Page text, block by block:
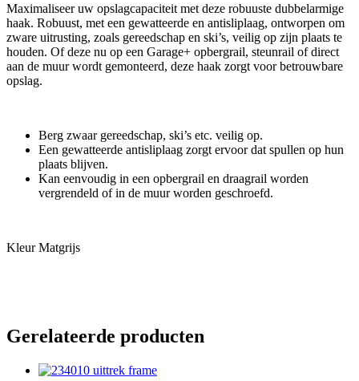
Maximaliseer uw opslagcapaciteit met deze robuuste dubbelarmige
haak. Robuust, met een gewatteerde en antisliplaag, ontworpen om
zware uitrusting, zoals gereedschap en ski’s, veilig op zijn plaats te
houden. Of deze nu op een Garage+ opbergrail, steunrail of direct
aan de muur wordt gemonteerd, deze haak zorgt voor betrouwbare
opslag.
Berg zwaar gereedschap, ski’s etc. veilig op.
Een gewatteerde antisliplaag zorgt ervoor dat spullen op hun
plaats blijven.
Kan eenvoudig in een opbergrail en draagrail worden
vergrendeld of in de muur worden geschroefd.
KleurMatgrijs
Gerelateerde producten